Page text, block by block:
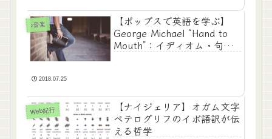
♪音楽
【ポップスで英語を学ぶ】
George Michael “Hand to
Mouth”：イディオム・句動
2018.07.25
Web紀行
【ナイジェリア】オガム文字
ペテログリフのイボ語訳が伝
える哲学